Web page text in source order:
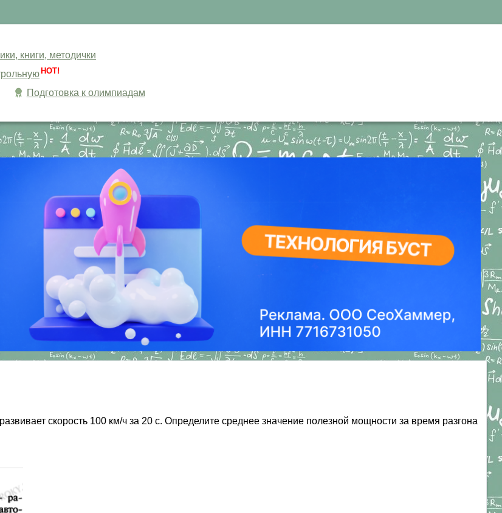
книги, методички
HOT!
Подготовка к олимпиадам
скорость 100 км/ч за 20 с. Определите среднее значение полезной мощности за время разгона